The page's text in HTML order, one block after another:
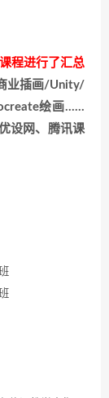
程进行了汇总
业插画/Unity/
绘画……
设网、腾讯课